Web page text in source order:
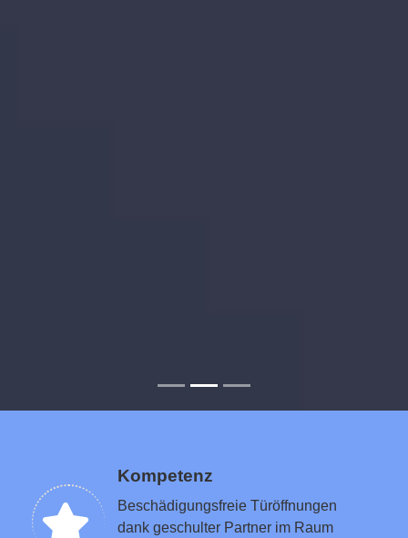
Kompetenz
Beschädigungsfreie Türöffnungen
dank geschulter Partner im Raum